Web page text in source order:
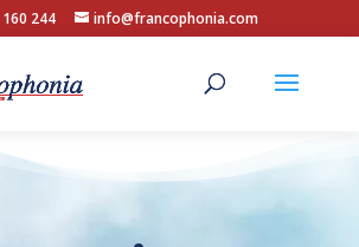
244 info@francophonia.com